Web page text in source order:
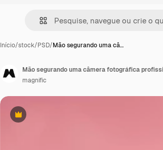
Início/stock/PSD/Mão segurando uma câ…
Premium
Mão segurando uma câmera fotográfica
magnific